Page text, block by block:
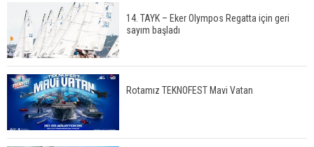
14. TAYK – Eker Olympos Regatta için geri
sayım başladı
Rotamız TEKNOFEST Mavi Vatan